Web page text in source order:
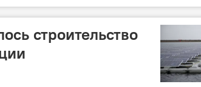
строительство